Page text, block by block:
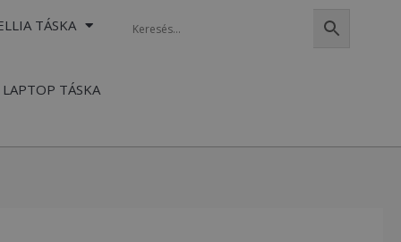
TÁSKA
LAPTOP TÁSKA